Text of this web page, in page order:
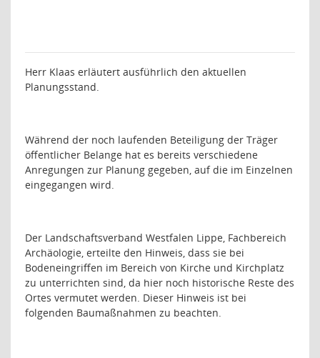
Herr Klaas erläutert ausführlich den aktuellen
Planungsstand.
Während der noch laufenden Beteiligung der Träger
öffentlicher Belange hat es bereits verschiedene
Anregungen zur Planung gegeben, auf die im Einzelnen
eingegangen wird.
Der Landschaftsverband Westfalen Lippe, Fachbereich
Archäologie, erteilte den Hinweis, dass sie bei
Bodeneingriffen im Bereich von Kirche und Kirchplatz
zu unterrichten sind, da hier noch historische Reste des
Ortes vermutet werden. Dieser Hinweis ist bei
folgenden Baumaßnahmen zu beachten.